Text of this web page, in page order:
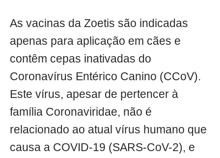
As vacinas da Zoetis são indicadas
apenas para aplicação em cães e
contêm cepas inativadas do
Coronavírus Entérico Canino (CCoV).
Este vírus, apesar de pertencer à
família Coronaviridae, não é
relacionado ao atual vírus humano que
causa a COVID-19 (SARS-CoV-2), e